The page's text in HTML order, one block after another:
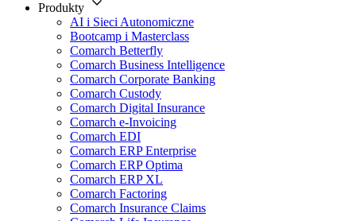
Produkty
AI i Sieci Autonomiczne
Bootcamp i Masterclass
Comarch Betterfly
Comarch Business Intelligence
Comarch Corporate Banking
Comarch Custody
Comarch Digital Insurance
Comarch e-Invoicing
Comarch EDI
Comarch ERP Enterprise
Comarch ERP Optima
Comarch ERP XL
Comarch Factoring
Comarch Insurance Claims